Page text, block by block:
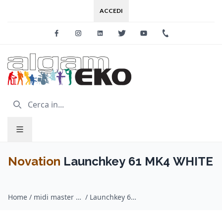
ACCEDI
FacebookInstagramLinkedinTwitter Youtube
Novation Launchkey 61 MK4 WHITE
Home / midi master keyboard / Novation / Launchkey 61 MK4 WHITE